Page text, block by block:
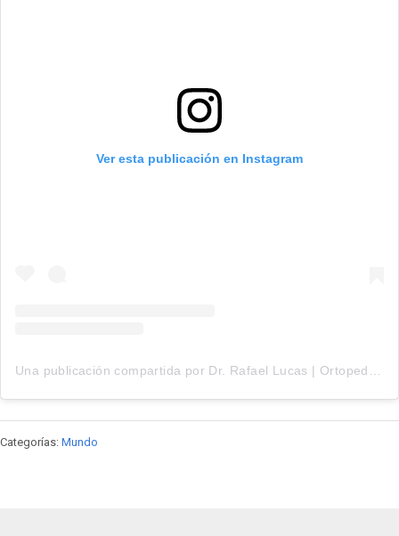
Ver esta publicación en Instagram
Una publicación compartida por Dr. Rafael Lucas | Ortopedista (@dr.rafaellucasdope)
Categorías: Mundo